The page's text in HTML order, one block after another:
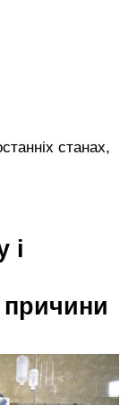
станах,
і
причини